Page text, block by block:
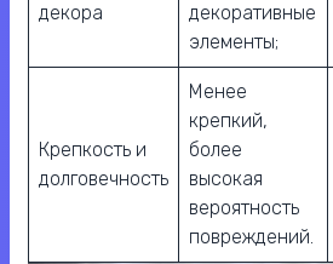
декора
декоративные
элементы;
Крепкость и
долговечность
Менее
крепкий,
более
высокая
вероятность
повреждений.